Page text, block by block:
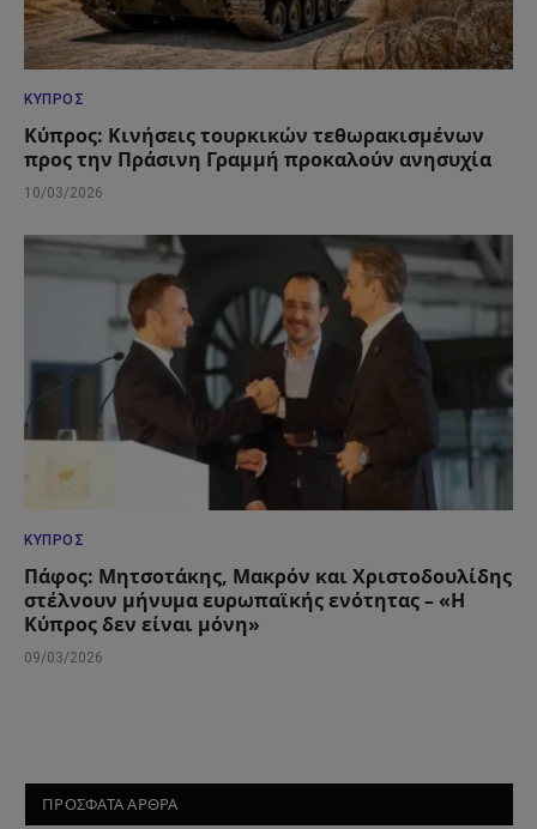
ΚΎΠΡΟΣ
Κύπρος: Κινήσεις τουρκικών τεθωρακισμένων
προς την Πράσινη Γραμμή προκαλούν ανησυχία
10/03/2026
ΚΎΠΡΟΣ
Πάφος: Μητσοτάκης, Μακρόν και Χριστοδουλίδης
στέλνουν μήνυμα ευρωπαϊκής ενότητας – «Η
Κύπρος δεν είναι μόνη»
09/03/2026
ΠΡΟΣΦΑΤΑ ΑΡΘΡΑ